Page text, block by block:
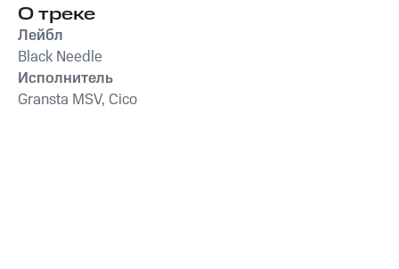
О треке
Лейбл
Black Needle
Исполнитель
Gransta MSV, Cico